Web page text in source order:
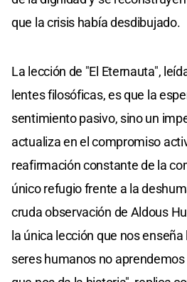
que la crisis había desdibujado.
La lección de "El Eternauta",
lentes filosóficas, es que la
sentimiento pasivo, sino un
actualiza en el compromiso
reafirmación constante de la
único refugio frente a la
cruda observación de Aldous
la única lección que nos
seres humanos no